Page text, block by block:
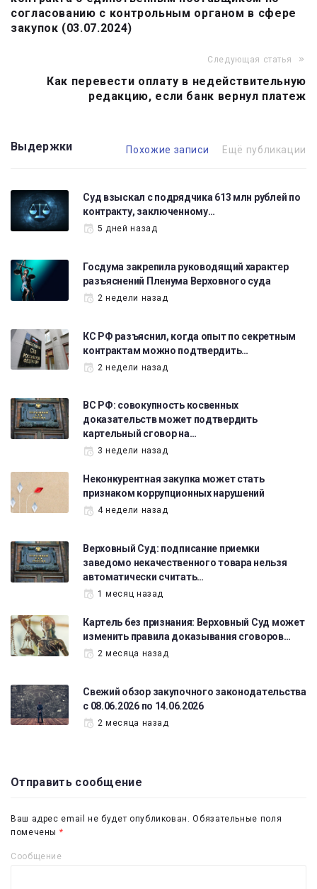
записям
согласованию с контрольным органом в сфере
закупок (03.07.2024)
Следующая статья
Как перевести оплату в недействительную
редакцию, если банк вернул платеж
Выдержки Похожие записи Ещё публикации
Суд взыскал с подрядчика 613 млн рублей по
контракту, заключенному…
5 дней назад
Госдума закрепила руководящий характер
разъяснений Пленума Верховного суда
2 недели назад
КС РФ разъяснил, когда опыт по секретным
контрактам можно подтвердить…
2 недели назад
ВС РФ: совокупность косвенных
доказательств может подтвердить
картельный сговор на…
3 недели назад
Неконкурентная закупка может стать
признаком коррупционных нарушений
4 недели назад
Верховный Суд: подписание приемки
заведомо некачественного товара нельзя
автоматически считать…
1 месяц назад
Картель без признания: Верховный Суд может
изменить правила доказывания сговоров…
2 месяца назад
Свежий обзор закупочного законодательства
с 08.06.2026 по 14.06.2026
2 месяца назад
Отправить сообщение
Ваш адрес email не будет опубликован. Обязательные поля
помечены *
Сообщение